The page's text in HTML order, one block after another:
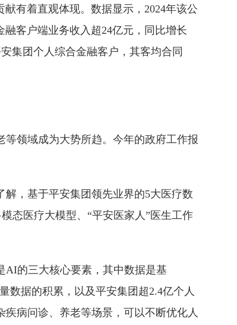
有着直观体现。数据显示，2024年该公
客户端业务收入超24亿元，同比增长
集团个人综合金融客户，其客均合同
领域成为大势所趋。今年的政府工作报
，基于平安集团领先业界的5大医疗数
态医疗大模型、“平安医家人”医生工作
AI的三大核心要素，其中数据是基
数据的积累，以及平安集团超2.4亿个人
病问诊、养老等场景，可以不断优化人